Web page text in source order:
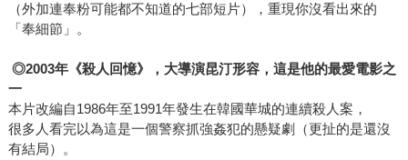
（外加連奉粉可能都不知道的七部短片），重現你沒看出來的
「奉細節」。
◎2003年《殺人回憶》，大導演昆汀形容，這是他的最愛電影之
一
本片改編自1986年至1991年發生在韓國華城的連續殺人案，
很多人看完以為這是一個警察抓強姦犯的懸疑劇（更扯的是還沒
有結局）。